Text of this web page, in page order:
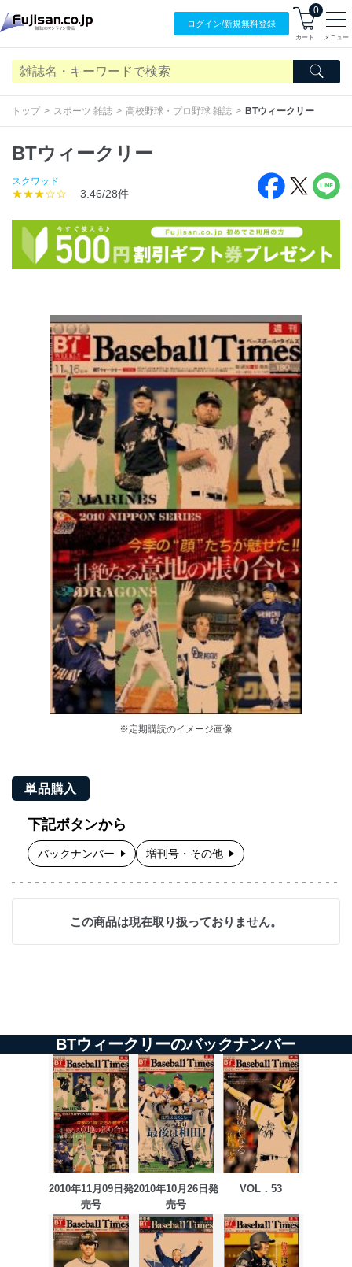
ログイン/新規無料登録
0
カート メニュー
トップ スポーツ 雑誌 高校野球・プロ野球 雑誌 BTウィークリー
BTウィークリー
スクワッド
★★★☆☆ 3.46/28件
※定期購読のイメージ画像
単品購入
下記ボタンから
バックナンバー 増刊号・その他
この商品は現在取り扱っておりません。
BTウィークリーのバックナンバー
2010年11月09日発
売号
2010年10月26日発
売号
VOL．53